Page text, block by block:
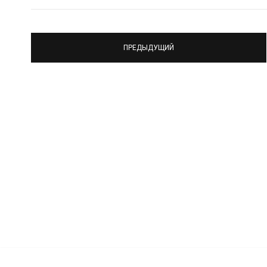
ПРЕДЫДУЩИЙ